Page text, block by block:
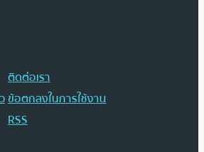
ติดต่อเรา
ข้อตกลงในการใช้งาน
RSS